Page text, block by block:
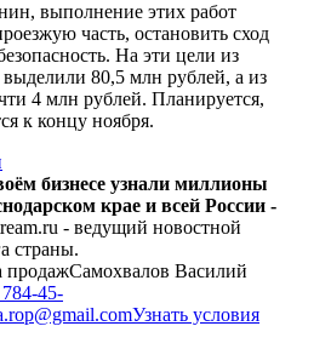
выполнение этих работ
часть, остановить сход
На эти цели из
80,5 млн рублей, а из
4 млн рублей. Планируется,
к концу ноября.
бизнесе узнали миллионы
крае и всей России -
- ведущий новостной
страны.
продажСамохвалов Василий
45-
Узнать условия